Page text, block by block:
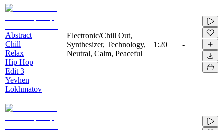
Abstract
Chill
Relax
Hip Hop
Edit 3
Yevhen
Lokhmatov
Electronic/Chill Out,
Synthesizer, Technology,
Neutral, Calm, Peaceful
1:20 -